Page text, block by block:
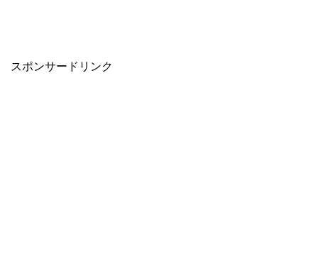
スポンサードリンク